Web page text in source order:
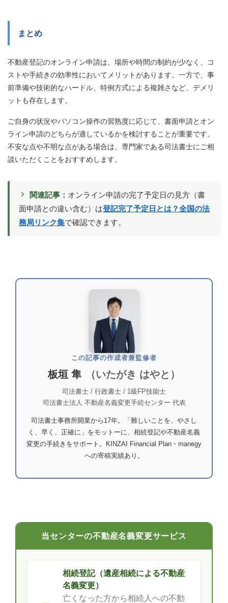
まとめ
不動産登記のオンライン申請は、場所や時間の制約が少なく、コ
ストや手続きの効率性においてメリットがあります。一方で、事
前準備や技術的なハードル、特例方式による複雑さなど、デメリ
ットも存在します。
ご自身の状況やパソコン操作の習熟度に応じて、書面申請とオン
ライン申請のどちらが適しているかを検討することが重要です。
不安な点や不明な点がある場合は、専門家である司法書士にご相
談いただくことをおすすめします。
関連記事： オンライン申請の完了予定日の見方（書
面申請との違い含む）は登記完了予定日とは？全国の法
務局リンク集で確認できます。
この記事の作成者兼監修者
板垣 隼 （いたがき はやと）
司法書士 / 行政書士 / 1級FP技能士
司法書士法人 不動産名義変更手続センター 代表
司法書士事務所開業から17年。「難しいことを、やさし
く、早く、正確に」をモットーに、相続登記や不動産名義
変更の手続きをサポート。KINZAI Financial Plan・manegy
への寄稿実績あり。
当センターの不動産名義変更サービス
相続登記（遺産相続による不動産
名義変更）
亡くなった方から相続人への不動